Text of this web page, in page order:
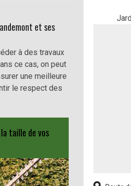
et ses
à des travaux
ce cas, on peut
une meilleure
le respect des
la taille de vos